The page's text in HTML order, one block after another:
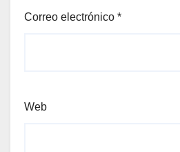
Correo electrónico *
Web